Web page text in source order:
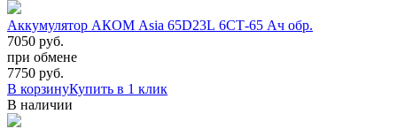
Аккумулятор АКОМ Asia 65D23L 6СТ-65 Ач обр.
7050 руб.
при обмене
7750 руб.
В корзинуКупить в 1 клик
В наличии